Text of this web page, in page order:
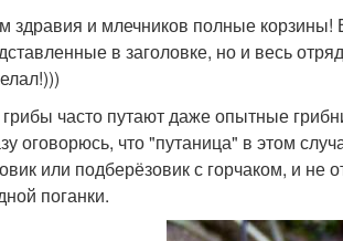
здравия и млечников полные корзины!
в заголовке, но и весь
часто путают даже опытные
оговорюсь, что "путаница" в этом
или подберёзовик с горчаком, и не
поганки.